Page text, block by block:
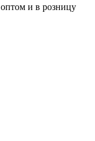
и в розницу